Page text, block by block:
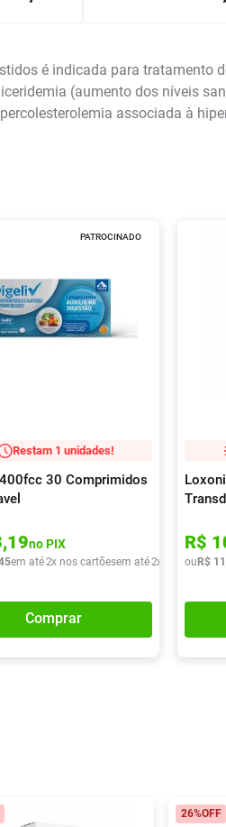
é indicada para tratamento
(aumento dos níveis
associada à
PATROCINADO
Restam 1 unidades!
30 Comprimidos
,19no PIX
em até2x nos cartõesem até2x de R$ 37,72
Comprar
R$
ou R$
26%OFF